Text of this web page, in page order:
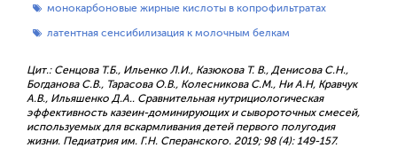
монокарбоновые жирные кислоты в копрофильтратах
латентная сенсибилизация к молочным белкам
Цит.: Сенцова Т.Б., Ильенко Л.И., Казюкова Т. В., Денисова С.Н.,
Богданова С.В., Тарасова О.В., Колесникова С.М., Ни А.Н, Кравчук
А.В., Ильяшенко Д.А.. Сравнительная нутрициологическая
эффективность казеин-доминирующих и сывороточных смесей,
используемых для вскармливания детей первого полугодия
жизни. Педиатрия им. Г.Н. Сперанского. 2019; 98 (4): 149-157.